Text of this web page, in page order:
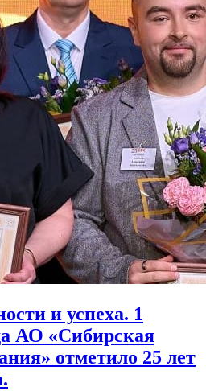
и успеха. 1
АО «Сибирская
отметило 25 лет